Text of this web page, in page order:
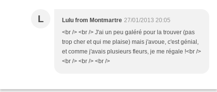
L Lulu from Montmartre 27/01/2013 20:05
<br /> <br /> J'ai un peu galéré pour la trouver (pas
trop cher et qui me plaise) mais j'avoue, c'est génial,
et comme j'avais plusieurs fleurs, je me régale !<br />
<br /> <br /> <br />